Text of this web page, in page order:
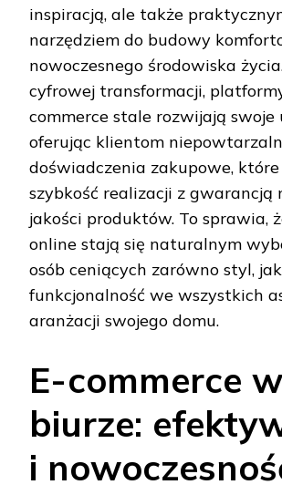
inspiracją, ale także
narzędziem do budowy
nowoczesnego środowiska
cyfrowej transformacji,
commerce stale rozwijają swoje
oferując klientom
doświadczenia zakupowe, które
szybkość realizacji z gwarancją
jakości produktów. To sprawia,
online stają się naturalnym
osób ceniących zarówno styl,
funkcjonalność we wszystkich
aranżacji swojego domu.
E-commerce w
biurze:
i